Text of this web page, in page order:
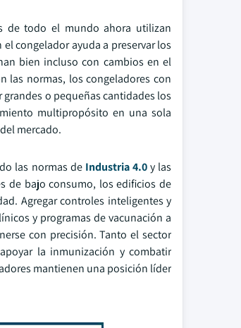
de todo el mundo ahora utilizan
congelador ayuda a preservar los
bien incluso con cambios en el
las normas, los congeladores con
o pequeñas cantidades los
multipropósito en una sola
mercado.
las normas de Industria 4.0y las
de bajo consumo, los edificios de
Agregar controles inteligentes y
y programas de vacunación a
con precisión. Tanto el sector
la inmunización y combatir
mantienen una posición líder